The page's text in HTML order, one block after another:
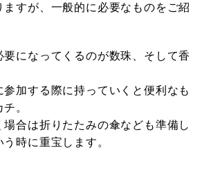
すが、一般的に必要なものをご紹
になってくるのが数珠、そして香
参加する際に持っていくと便利なも
。
合は折りたたみの傘なども準備し
時に重宝します。